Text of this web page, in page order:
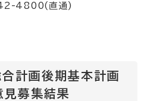
42-4800(直通)
合計画後期基本計画
見募集結果